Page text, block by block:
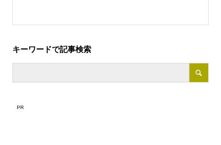
キーワードで記事検索